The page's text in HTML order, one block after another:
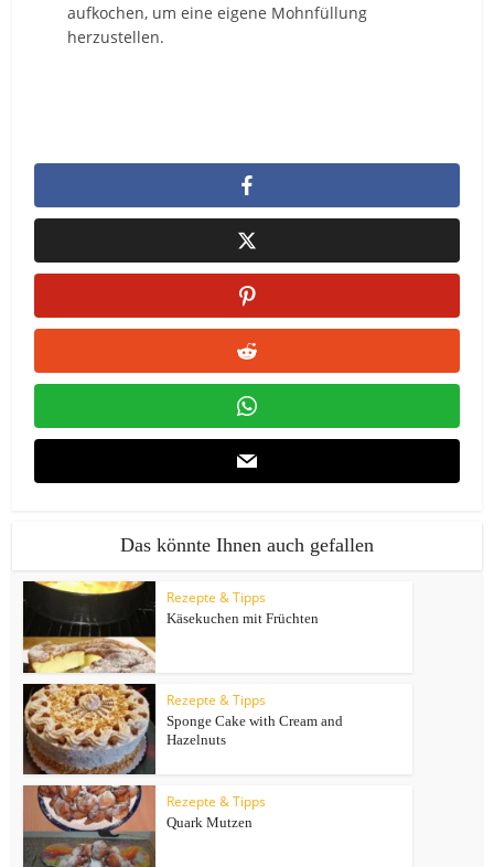
aufkochen, um eine eigene Mohnfüllung
herzustellen.
Das könnte Ihnen auch gefallen
Rezepte & Tipps
Käsekuchen mit Früchten
Rezepte & Tipps
Sponge Cake with Cream and
Hazelnuts
Rezepte & Tipps
Quark Mutzen